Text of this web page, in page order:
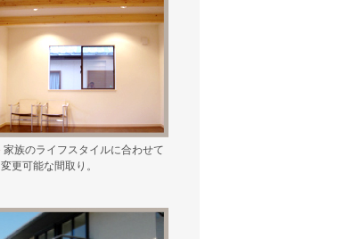
家族のライフスタイルに合わせて
変更可能な間取り。